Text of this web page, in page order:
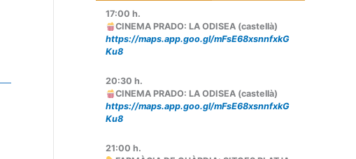
17:00 h.
CINEMA PRADO: LA ODISEA (castellà)
https://maps.app.goo.gl/mFsE68xsnnfxkG
Ku8
20:30 h.
CINEMA PRADO: LA ODISEA (castellà)
https://maps.app.goo.gl/mFsE68xsnnfxkG
Ku8
21:00 h.